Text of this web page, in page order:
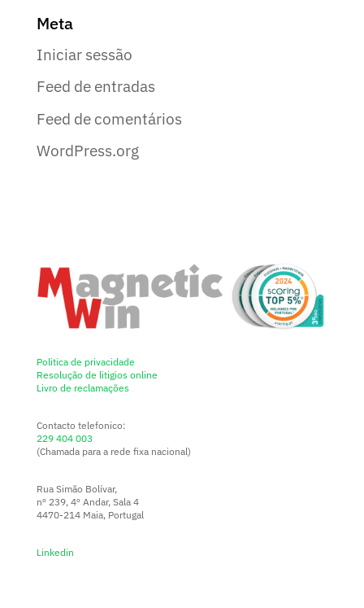
Meta
Iniciar sessão
Feed de entradas
Feed de comentários
WordPress.org
Politica de privacidade
Resolução de litigios online
Livro de reclamações
Contacto telefonico:
229 404 003
(Chamada para a rede fixa nacional)
Rua Simão Bolívar,
nº 239, 4º Andar, Sala 4
4470-214 Maia, Portugal
Linkedin